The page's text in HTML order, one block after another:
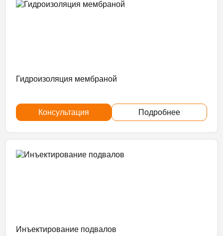
Гидроизоляция мембраной
Консультация Подробнее
Инъектирование подвалов